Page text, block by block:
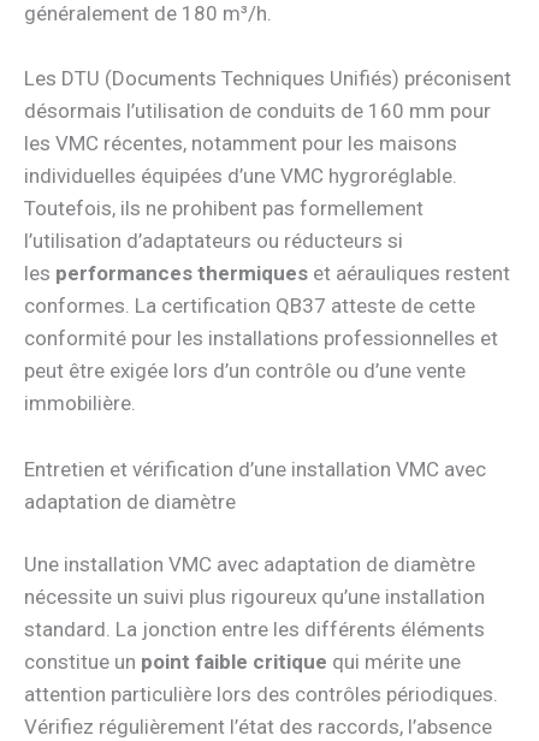
généralement de 180 m³/h.
Les DTU (Documents Techniques Unifiés) préconisent
désormais l’utilisation de conduits de 160 mm pour
les VMC récentes, notamment pour les maisons
individuelles équipées d’une VMC hygroréglable.
Toutefois, ils ne prohibent pas formellement
l’utilisation d’adaptateurs ou réducteurs si
les performances thermiques et aérauliques restent
conformes. La certification QB37 atteste de cette
conformité pour les installations professionnelles et
peut être exigée lors d’un contrôle ou d’une vente
immobilière.
Entretien et vérification d’une installation VMC avec
adaptation de diamètre
Une installation VMC avec adaptation de diamètre
nécessite un suivi plus rigoureux qu’une installation
standard. La jonction entre les différents éléments
constitue un point faible critique qui mérite une
attention particulière lors des contrôles périodiques.
Vérifiez régulièrement l’état des raccords, l’absence